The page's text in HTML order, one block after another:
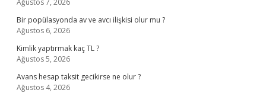
Ağustos 7, 2026
Bir popülasyonda av ve avcı ilişkisi olur mu ?
Ağustos 6, 2026
Kimlik yaptırmak kaç TL ?
Ağustos 5, 2026
Avans hesap taksit gecikirse ne olur ?
Ağustos 4, 2026